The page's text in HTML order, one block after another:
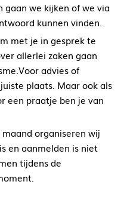
gaan we kijken of we via
kunnen vinden.
met je in gesprek te
allerlei zaken gaan
advies of
plaats. Maar ook als
een praatje ben je van
organiseren wij
en aanmelden is niet
tijdens de